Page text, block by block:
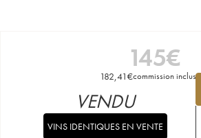
145€
182,41€commission incluse
VENDU
VINS IDENTIQUES EN VENTE